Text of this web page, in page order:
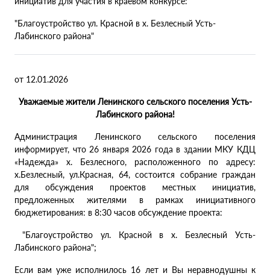
"Благоустройство ул. Красной в х. Безлесный Усть-
Лабинского района"
от 12.01.2026
Уважаемые жители Ленинского сельского поселения Усть-
Лабинского района!
Администрация Ленинского сельского поселения
информирует, что 26 января 2026 года в здании МКУ КДЦ
«Надежда» х. Безлесного, расположенного по адресу:
х.Безлесный, ул.Красная, 64, состоится собрание граждан
для обсуждения проектов местных инициатив,
предложенных жителями в рамках инициативного
бюджетирования: в 8:30 часов обсуждение проекта:
"Благоустройство ул. Красной в х. Безлесный Усть-
Лабинского района";
Если вам уже исполнилось 16 лет и Вы неравнодушны к